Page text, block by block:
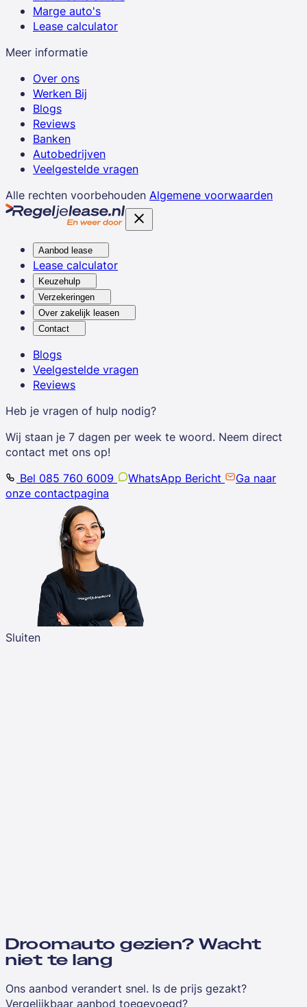
Marge auto's
Lease calculator
Meer informatie
Over ons
Werken Bij
Blogs
Reviews
Banken
Autobedrijven
Veelgestelde vragen
Alle rechten voorbehouden Algemene voorwaarden
Aanbod lease
Lease calculator
Keuzehulp
Verzekeringen
Over zakelijk leasen
Contact
Blogs
Veelgestelde vragen
Reviews
Heb je vragen of hulp nodig?
Wij staan je 7 dagen per week te woord. Neem direct
contact met ons op!
Bel 085 760 6009
WhatsApp Bericht
Ga naar
onze contactpagina
Sluiten
Droomauto gezien? Wacht
niet te lang
Ons aanbod verandert snel. Is de prijs gezakt?
Vergelijkbaar aanbod toegevoegd?